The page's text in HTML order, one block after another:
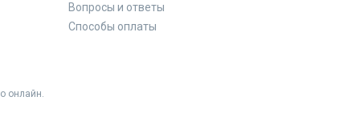
Вопросы и ответы
Способы оплаты
онлайн.